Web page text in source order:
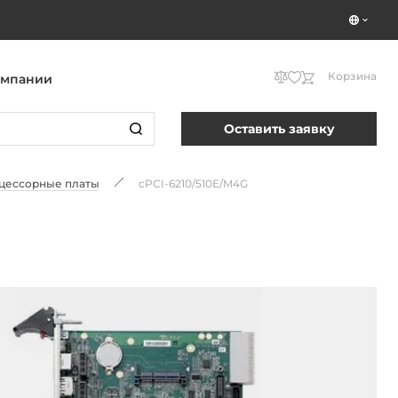
Корзина
Оставить заявку
платы cPCI-6210/510E/M4G